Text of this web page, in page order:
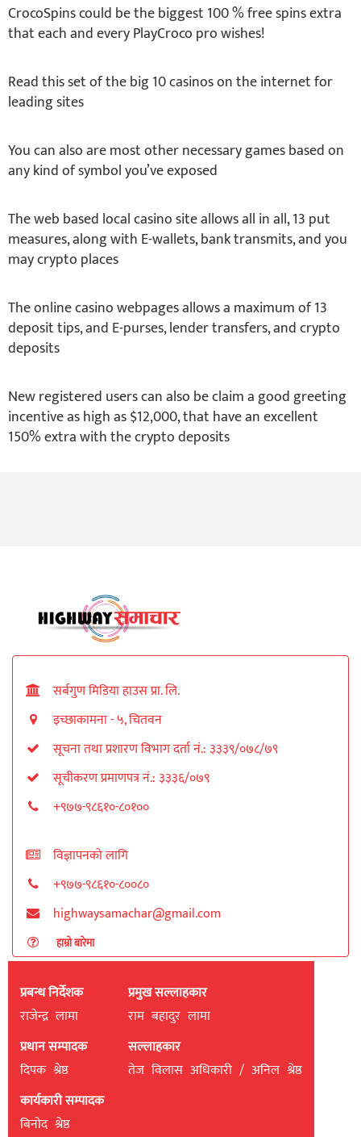
CrocoSpins could be the biggest 100 % free spins extra
that each and every PlayCroco pro wishes!
Read this set of the big 10 casinos on the internet for
leading sites
You can also are most other necessary games based on
any kind of symbol you’ve exposed
The web based local casino site allows all in all, 13 put
measures, along with E-wallets, bank transmits, and you
may crypto places
The online casino webpages allows a maximum of 13
deposit tips, and E-purses, lender transfers, and crypto
deposits
New registered users can also be claim a good greeting
incentive as high as $12,000, that have an excellent
150% extra with the crypto deposits
सर्बगुण मिडिया हाउस प्रा. लि.
इच्छाकामना - ५, चितवन
सूचना तथा प्रशारण विभाग दर्ता नं.: ३३३९/०७८/७९
सूचीकरण प्रमाणपत्र नं.: ३३३६/०७९
+९७७-९८६१०-८०१००
विज्ञापनको लागि
+९७७-९८६१०-८००८०
highwaysamachar@gmail.com
हाम्रो बारेमा
प्रबन्ध निर्देशक
राजेन्द्र लामा
प्रधान सम्पादक
दिपक श्रेष्ठ
कार्यकारी सम्पादक
बिनाेद श्रेष्ठ
प्रमुख सल्लाहकार
राम बहादुर लामा
सल्लाहकार
तेज विलास अधिकारी / अनिल श्रेष्ठ